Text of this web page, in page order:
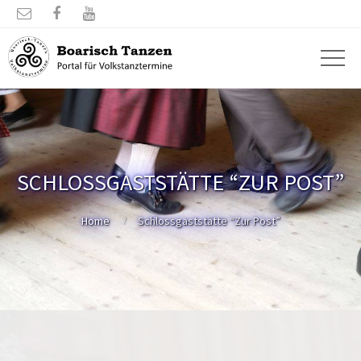
  
SCHLOSSGASTSTÄTTE “ZUR POST”
Home Schlossgaststätte “Zur Post”